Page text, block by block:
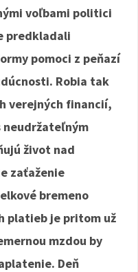
voľbami politici
predkladali
pomoci z peňazí
Robia tak
verejných financií,
neudržateľným
život nad
zaťaženie
bremeno
platieb je pritom už
mzdou by
Deň